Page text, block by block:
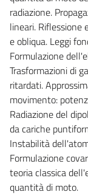
radiazione.
lineari. Riflessione
e obliqua. Leggi
Formulazione
Trasformazioni di
ritardati.
movimento:
Radiazione del
da cariche
Instabilità
Formulazione
teoria classica
quantità di moto.